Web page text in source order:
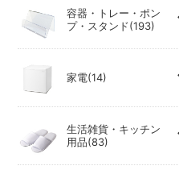
容器・トレー・ポン
プ・スタンド(193)
家電(14)
生活雑貨・キッチン
用品(83)